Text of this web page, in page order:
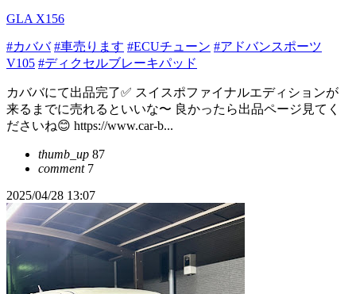
GLA X156
#カババ #車売ります #ECUチューン #アドバンスポーツ
V105 #ディクセルブレーキパッド
カババにて出品完了✅ スイスポファイナルエディションが
来るまでに売れるといいな〜 良かったら出品ページ見てく
ださいね😊 https://www.car-b...
thumb_up 87
comment7
2025/04/28 13:07